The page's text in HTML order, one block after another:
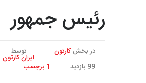
رئیس جمهور
در بخشکارتون توسط
ایران کارتون
99 بازدید
1 برچسب